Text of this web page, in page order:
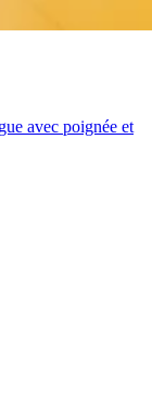
avec poignée et